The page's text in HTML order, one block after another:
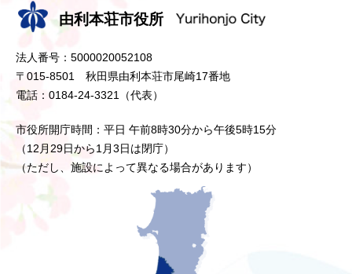
由利本荘市役所
法人番号：5000020052108
〒015-8501 秋田県由利本荘市尾崎17番地
電話：0184-24-3321（代表）
市役所開庁時間：平日 午前8時30分から午後5時15分
（12月29日から1月3日は閉庁）
（ただし、施設によって異なる場合があります）